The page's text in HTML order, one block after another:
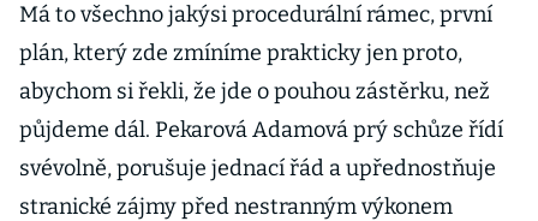
Má to všechno jakýsi procedurální rámec, první
plán, který zde zmíníme prakticky jen proto,
abychom si řekli, že jde o pouhou zástěrku, než
půjdeme dál. Pekarová Adamová prý schůze řídí
svévolně, porušuje jednací řád a upřednostňuje
stranické zájmy před nestranným výkonem